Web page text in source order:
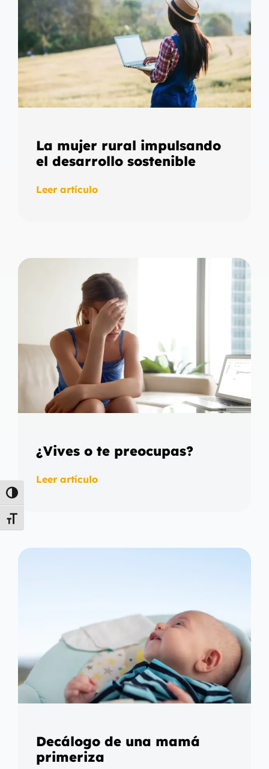
Alternar alto contraste
Alternar tamaño de letra
La mujer rural impulsando
el desarrollo sostenible
Leer artículo
¿Vives o te preocupas?
Leer artículo
Decálogo de una mamá
primeriza